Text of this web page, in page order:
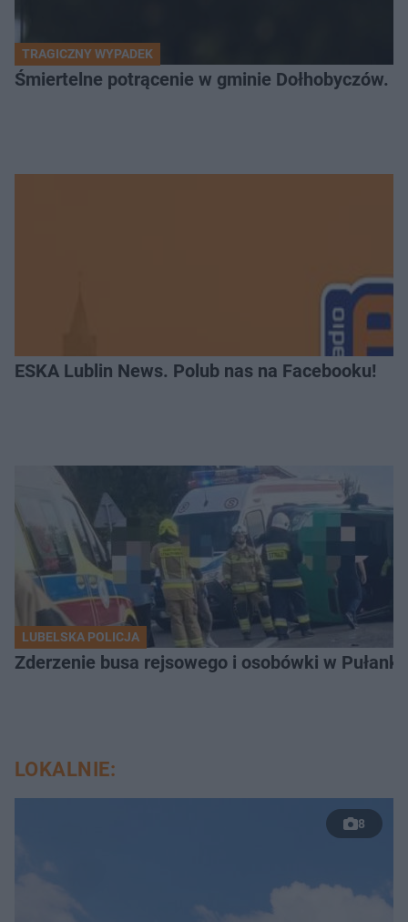
TRAGICZNY WYPADEK
Śmiertelne potrącenie w gminie Dołhobyczów.
ESKA Lublin News. Polub nas na Facebooku!
LUBELSKA POLICJA
Zderzenie busa rejsowego i osobówki w
LOKALNIE:
8